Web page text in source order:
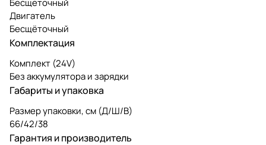
Бесщеточный
Двигатель
Бесщёточный
Комплектация
Комплект (24V)
Без аккумулятора и зарядки
Габариты и упаковка
Размер упаковки, см (Д/Ш/В)
66/42/38
Гарантия и производитель